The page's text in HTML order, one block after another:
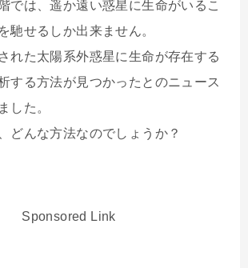
では、遥か遠い惑星に生命がいるこ
馳せるしか出来ません。
れた太陽系外惑星に生命が存在する
する方法が見つかったとのニュース
した。
どんな方法なのでしょうか？
Sponsored Link